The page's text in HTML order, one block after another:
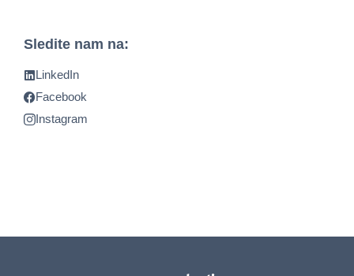
Sledite nam na:
LinkedIn
Facebook
Instagram